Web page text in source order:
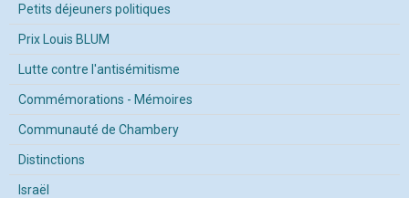
Petits déjeuners politiques
Prix Louis BLUM
Lutte contre l'antisémitisme
Commémorations - Mémoires
Communauté de Chambery
Distinctions
Israël